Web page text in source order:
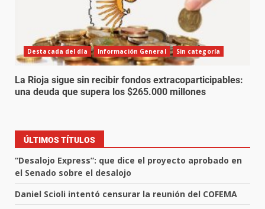
Destacada del día Información General Sin categoría
La Rioja sigue sin recibir fondos extracoparticipables:
una deuda que supera los $265.000 millones
ÚLTIMOS TÍTULOS
“Desalojo Express”: que dice el proyecto aprobado en
el Senado sobre el desalojo
Daniel Scioli intentó censurar la reunión del COFEMA